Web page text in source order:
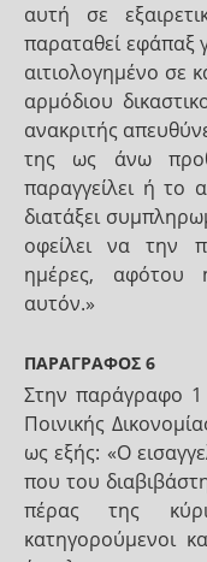
αυτή σε
παραταθεί εφάπαξ
αιτιολογημένο σε
αρμόδιου
ανακριτής
της ως άνω
παραγγείλει ή το
διατάξει
οφείλει να την
ημέρες, αφότου
αυτόν.»
ΠΑΡΑΓΡΑΦΟΣ 6
Στην παράγραφο
Ποινικής
ως εξής: «Ο
που του
πέρας της
κατηγορούμενοι